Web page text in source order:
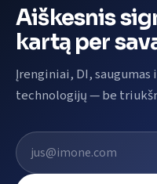
Aiškesnis
kartą per
Įrenginiai, DI, saugumas
technologijų — be
El. pašto adresas